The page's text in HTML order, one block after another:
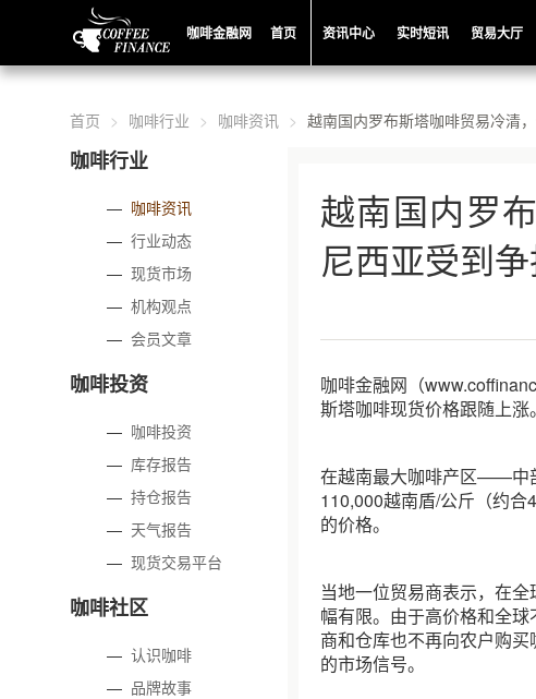
咖啡金融网 首页 资讯中心 实时短讯 贸易大厅
首页 咖啡行业 咖啡资讯 越南国内罗布斯塔咖啡贸易冷清
咖啡行业
— 咖啡资讯
—行业动态
—现货市场
—机构观点
—会员文章
咖啡投资
— 咖啡投资
— 库存报告
—持仓报告
— 天气报告
—现货交易平台
咖啡社区
—认识咖啡
— 品牌故事
越南国内罗
尼西亚受到
咖啡金融网（
斯塔咖啡现货价格跟随上涨。
在越南最大咖啡产区——中
110,000越南盾/公斤（约
的价格。
当地一位贸易商表示，在
幅有限。由于高价格和全
商和仓库也不再向农户购
的市场信号。